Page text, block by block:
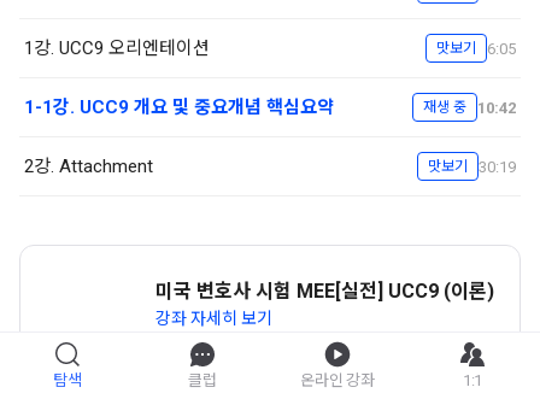
1강. UCC9 오리엔테이션 맛보기 6:05
1-1강. UCC9 개요 및 중요개념 핵심요약 재생 중 10:42
2강. Attachment 맛보기 30:19
미국 변호사 시험 MEE[실전] UCC9 (이론)
강좌 자세히 보기
탐색 클럽 온라인 강좌 1:1